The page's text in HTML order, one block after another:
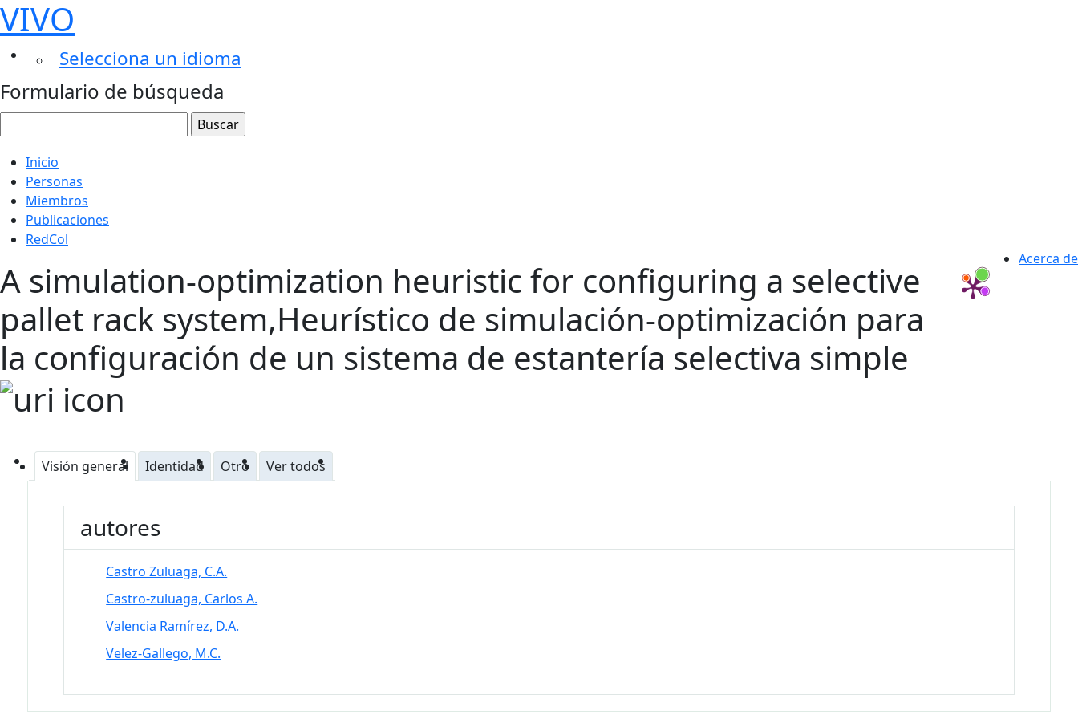
VIVO
Selecciona un idioma
Formulario de búsqueda
Inicio
Personas
Miembros
Publicaciones
RedCol
Acerca de
A simulation-optimization heuristic for configuring a selective
pallet rack system,Heurístico de simulación-optimización para
la configuración de un sistema de estantería selectiva simple
Visión general Identidad Otro Ver todos
autores
Castro Zuluaga, C.A.
Castro-zuluaga, Carlos A.
Valencia Ramírez, D.A.
Velez-Gallego, M.C.